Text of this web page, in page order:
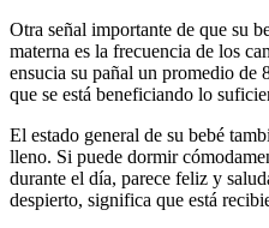
Otra señal importante de que su
materna es la frecuencia de los
ensucia su pañal un promedio de
que se está beneficiando lo
El estado general de su bebé
lleno. Si puede dormir
durante el día, parece feliz y
despierto, significa que está